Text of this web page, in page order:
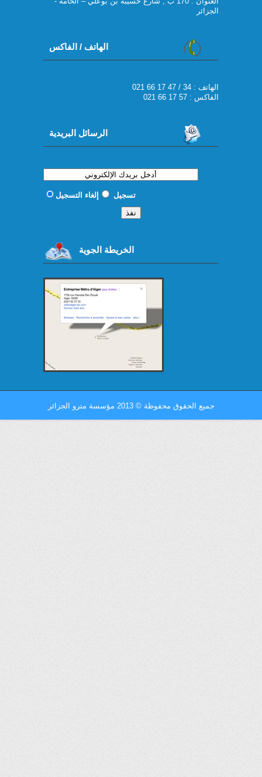
الجزائر
الهاتف / الفاكس
021 66 17 47 / 34 : الهاتف
الفاكس : 57 17 66 021
الرسائل البريدية
تسجيل إلغاء التسجيل
الخريطة الجوية
جميع الحقوق محفوظة© 2013 مؤسسة مترو الجزائر